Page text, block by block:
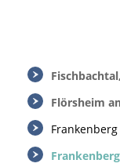
Flörsheim
Frankenberg